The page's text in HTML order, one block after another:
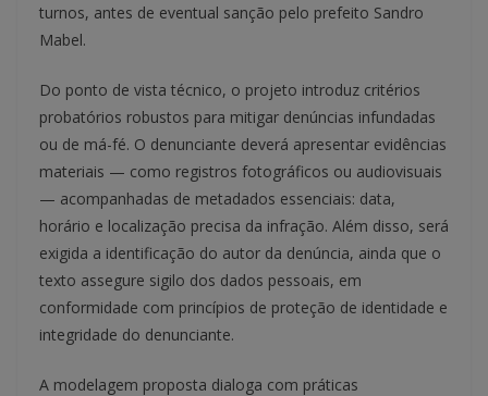
turnos, antes de eventual sanção pelo prefeito Sandro
Mabel.
Do ponto de vista técnico, o projeto introduz critérios
probatórios robustos para mitigar denúncias infundadas
ou de má-fé. O denunciante deverá apresentar evidências
materiais — como registros fotográficos ou audiovisuais
— acompanhadas de metadados essenciais: data,
horário e localização precisa da infração. Além disso, será
exigida a identificação do autor da denúncia, ainda que o
texto assegure sigilo dos dados pessoais, em
conformidade com princípios de proteção de identidade e
integridade do denunciante.
A modelagem proposta dialoga com práticas